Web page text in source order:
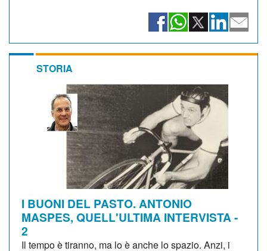
STORIA
I BUONI DEL PASTO. ANTONIO
MASPES, QUELL'ULTIMA INTERVISTA -
2
Il tempo è tiranno, ma lo è anche lo spazio. Anzi, i